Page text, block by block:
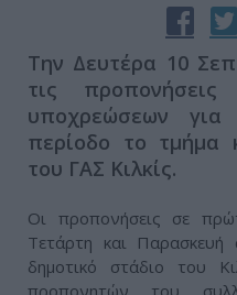
Την Δευτέρα 10
τις
υποχρεώσεων για
περίοδο το τμήμα
του ΓΑΣ Κιλκίς.
Οι προπονήσεις σε
Τετάρτη και
δημοτικό στάδιο του
προπονητών του